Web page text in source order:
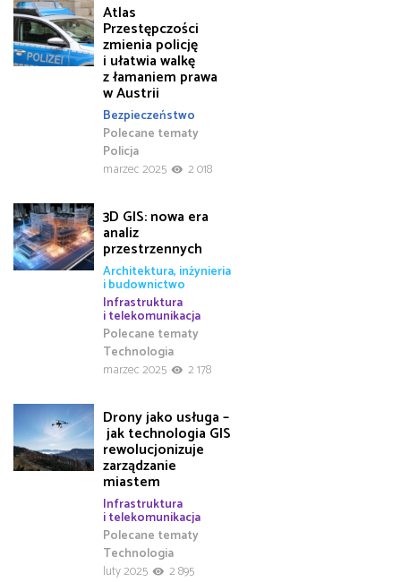
Atlas
Przestępczości
zmienia policję
i ułatwia walkę
z łamaniem prawa
w Austrii
Bezpieczeństwo
Polecane tematy
Policja
marzec 2025
2 018
3D GIS: nowa era
analiz
przestrzennych
Architektura, inżynieria
i budownictwo
Infrastruktura
i telekomunikacja
Polecane tematy
Technologia
marzec 2025
2 178
Drony jako usługa –
jak technologia GIS
rewolucjonizuje
zarządzanie
miastem
Infrastruktura
i telekomunikacja
Polecane tematy
Technologia
luty 2025
2 895